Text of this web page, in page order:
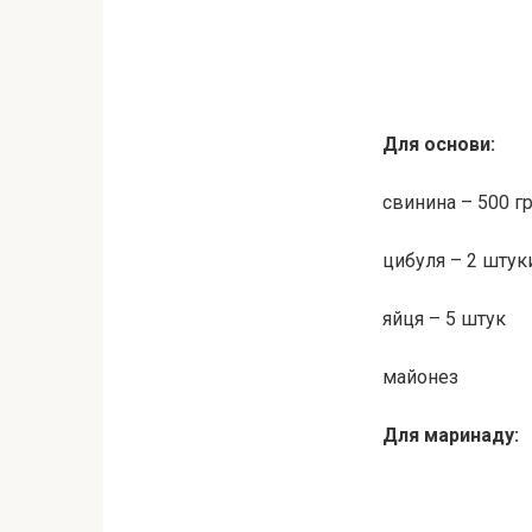
Для основи:
свинина – 500
цибуля – 2
яйця – 5 штук
майонез
Для маринаду: